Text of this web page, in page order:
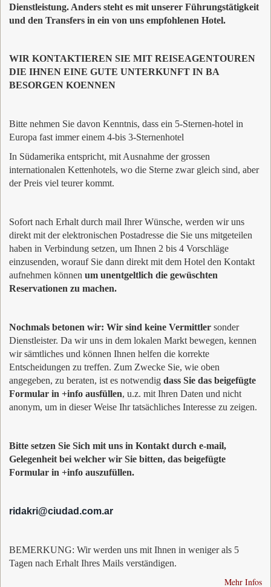
Dienstleistung. Anders steht es mit unserer Führungstätigkeit
und den Transfers in ein von uns empfohlenen Hotel.
WIR KONTAKTIEREN SIE MIT REISEAGENTOUREN
DIE IHNEN EINE GUTE UNTERKUNFT IN BA
BESORGEN KOENNEN
Bitte nehmen Sie davon Kenntnis, dass ein 5-Sternen-hotel in
Europa fast immer einem 4-bis 3-Sternenhotel
In Südamerika entspricht, mit Ausnahme der grossen
internationalen Kettenhotels, wo die Sterne zwar gleich sind, aber
der Preis viel teurer kommt.
Sofort nach Erhalt durch mail Ihrer Wünsche, werden wir uns
direkt mit der elektronischen Postadresse die Sie uns mitgeteilen
haben in Verbindung setzen, um Ihnen 2 bis 4 Vorschläge
einzusenden, worauf Sie dann direkt mit dem Hotel den Kontakt
aufnehmen können um unentgeltlich die gewüschten
Reservationen zu machen.
Nochmals betonen wir: Wir sind keine Vermittler sonder
Dienstleister. Da wir uns in dem lokalen Markt bewegen, kennen
wir sämtliches und können Ihnen helfen die korrekte
Entscheidungen zu treffen. Zum Zwecke Sie, wie oben
angegeben, zu beraten, ist es notwendig dass Sie das beigefügte
Formular in +info ausfüllen, u.z. mit Ihren Daten und nicht
anonym, um in dieser Weise Ihr tatsächliches Interesse zu zeigen.
Bitte setzen Sie Sich mit uns in Kontakt durch e-mail,
Gelegenheit bei welcher wir Sie bitten, das beigefügte
Formular in +info auszufüllen.
ridakri@ciudad.com.ar
BEMERKUNG: Wir werden uns mit Ihnen in weniger als 5
Tagen nach Erhalt Ihres Mails verständigen.
Mehr Infos